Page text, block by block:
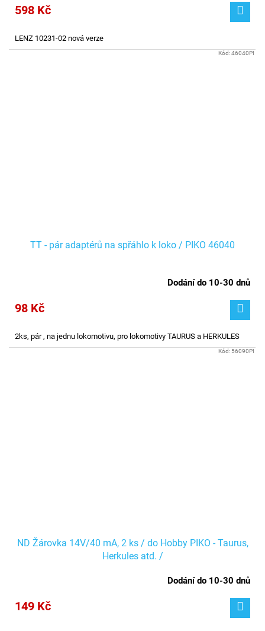
598 Kč
LENZ 10231-02 nová verze
TT - pár adaptérů na spřáhlo k loko / PIKO 46040
Dodání do 10-30 dnů
98 Kč
2ks, pár , na jednu lokomotivu, pro lokomotivy TAURUS a HERKULES
Kód:46040PI
ND Žárovka 14V/40 mA, 2 ks / do Hobby PIKO - Taurus,
Herkules atd. /
Dodání do 10-30 dnů
149 Kč
Kód: 56090PI